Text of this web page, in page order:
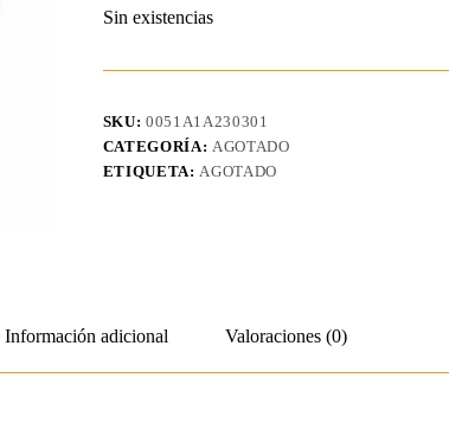
Sin existencias
SKU:0051A1A230301
CATEGORÍA: AGOTADO
ETIQUETA:AGOTADO
Información adicional Valoraciones (0)